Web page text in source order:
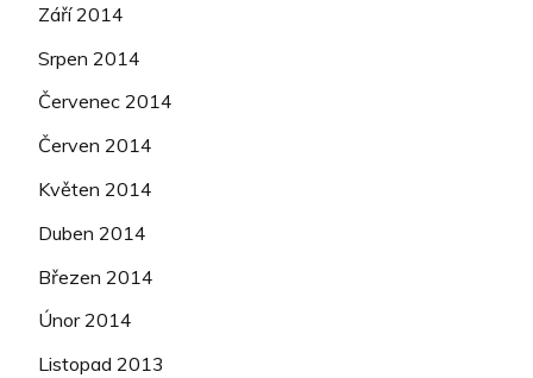
Září 2014
Srpen 2014
Červenec 2014
Červen 2014
Květen 2014
Duben 2014
Březen 2014
Únor 2014
Listopad 2013